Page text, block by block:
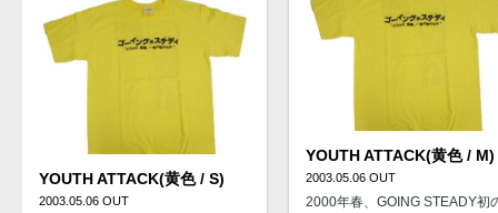
YOUTH ATTACK(黄色 / S)
2003.05.06 OUT
YOUTH ATTACK(黄色 / M)
2003.05.06 OUT
2000年春、GOING STEADY初